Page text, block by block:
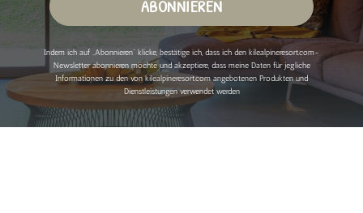
ABONNIEREN
Indem ich auf „Abonnieren“ klicke, bestätige ich, dass ich den kilealpineresort.com-
Newsletter abonnieren möchte und akzeptiere, dass meine Daten für jegliche
Informationen zu den von kilealpineresort.com angebotenen Produkten und
Dienstleistungen verwendet werden